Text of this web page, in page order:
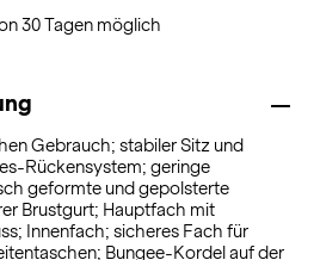
30 Tagen möglich
Gebrauch; stabiler Sitz und
Rückensystem; geringe
geformte und gepolsterte
Brustgurt; Hauptfach mit
Innenfach; sicheres Fach für
Bungee-Kordel auf der